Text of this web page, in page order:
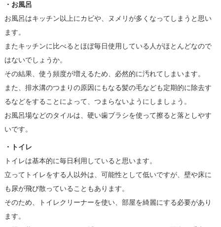
・お風呂
お風呂はキッチン以上にカビや、ヌメリが多くなってしまうと思い
ます。
またキッチンに比べるとほぼ毎日使用している人がほとんどなので
はないでしょうか。
その結果、使う頻度が増えるため、必然的に汚れてしまいます。
また、排水溝のつまりの原因にもなる髪の毛なども定期的に除去す
るなどをすることによって、つまらないようにしましょう。
お風呂場などのタイルは、硬い歯ブラシを使って擦ると落としやす
いです。
・トイレ
トイレは基本的に毎日利用していると思います。
立ってトイレをする人以外は、可能性として低いですが、壁や床に
も尿が飛び散っていることもあります。
そのため、トイレクリーナーを使い、部屋を綺麗にする必要があり
ます。